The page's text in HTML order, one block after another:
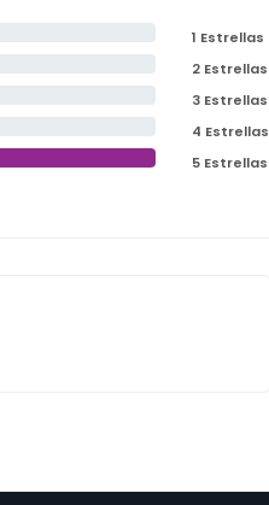
1 Estrellas
2 Estrellas
3 Estrellas
4 Estrellas
5 Estrellas